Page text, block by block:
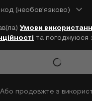
(необовʼязково)
Умови
та погоджуюся
Або продовжте з